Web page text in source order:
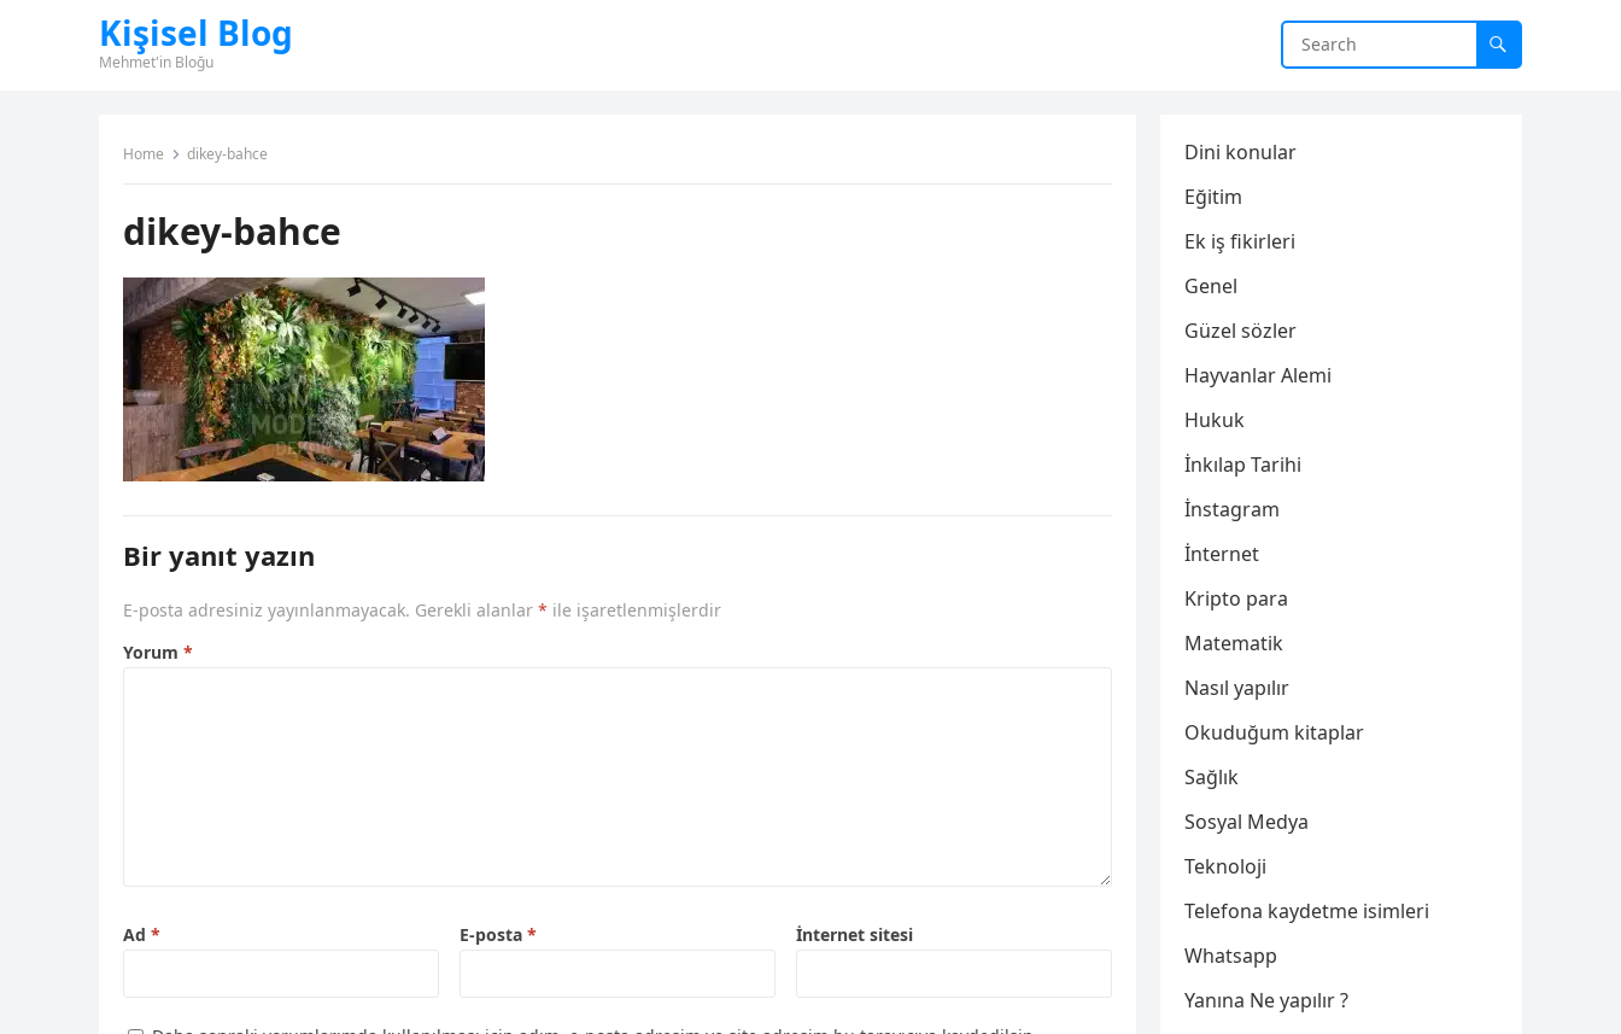
Kişisel Blog
Mehmet'in Bloğu
Home dikey-bahce
dikey-bahce
Bir yanıt yazın
E-posta adresiniz yayınlanmayacak. Gerekli alanlar * ile işaretlenmişlerdir
Yorum *
Ad * E-posta * İnternet sitesi
Dini konular
Eğitim
Ek iş fikirleri
Genel
Güzel sözler
Hayvanlar Alemi
Hukuk
İnkılap Tarihi
İnstagram
İnternet
Kripto para
Matematik
Nasıl yapılır
Okuduğum kitaplar
Sağlık
Sosyal Medya
Teknoloji
Telefona kaydetme isimleri
Whatsapp
Yanına Ne yapılır ?